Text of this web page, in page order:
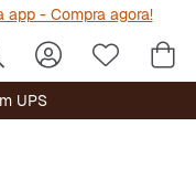
app - Compra agora!
UPS